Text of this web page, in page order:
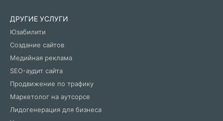
ДРУГИЕ УСЛУГИ
Юзабилити
Создание сайтов
Медийная реклама
SEO-аудит сайта
Продвижение по трафику
Маркетолог на аутсорсе
Лидогенерация для бизнеса